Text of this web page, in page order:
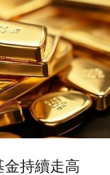
金持續走高